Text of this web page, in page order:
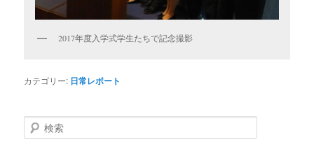
2017年度入学式学生たちで記念撮影
カテゴリー: 日常レポート
検
索